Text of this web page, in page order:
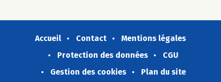
Accueil Contact
Mentions légales
Protection des données
CGU
Gestion des cookies
Plan du site